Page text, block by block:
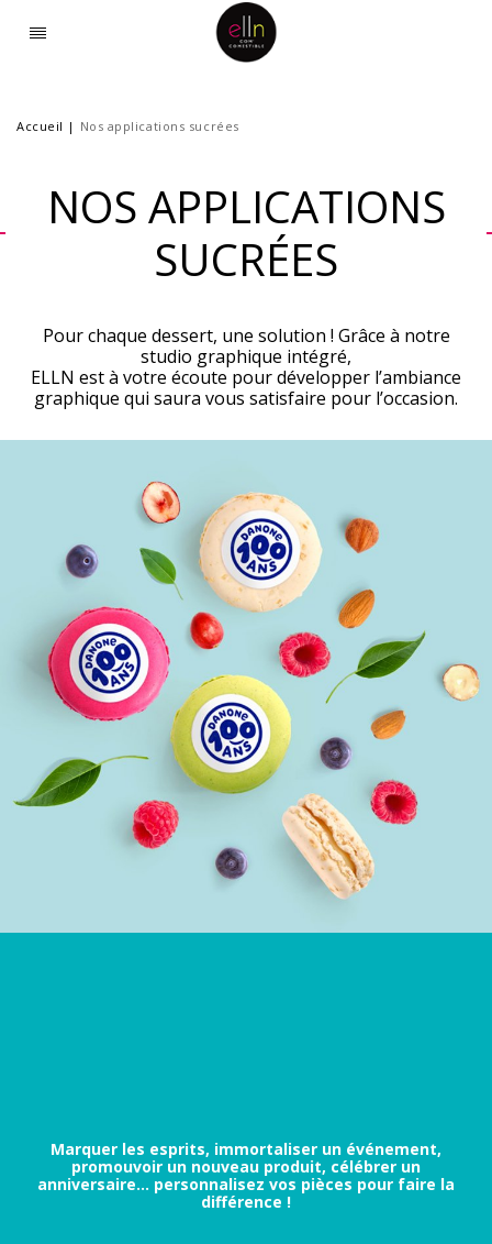
Accueil | Nos applications sucrées
NOS APPLICATIONS
SUCRÉES
Pour chaque dessert, une solution ! Grâce à notre
studio graphique intégré,
ELLN est à votre écoute pour développer l’ambiance
graphique qui saura vous satisfaire pour l’occasion.
Marquer les esprits, immortaliser un événement,
promouvoir un nouveau produit, célébrer un
anniversaire… personnalisez vos pièces pour faire la
différence !